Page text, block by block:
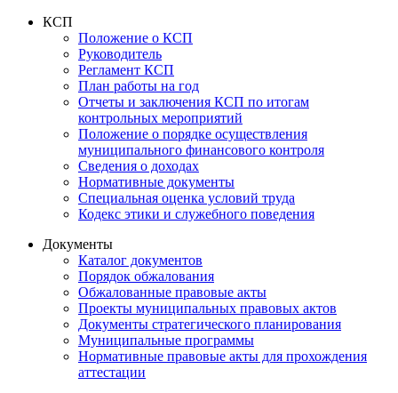
КСП
Положение о КСП
Руководитель
Регламент КСП
План работы на год
Отчеты и заключения КСП по итогам
контрольных мероприятий
Положение о порядке осуществления
муниципального финансового контроля
Сведения о доходах
Нормативные документы
Специальная оценка условий труда
Кодекс этики и служебного поведения
Документы
Каталог документов
Порядок обжалования
Обжалованные правовые акты
Проекты муниципальных правовых актов
Документы стратегического планирования
Муниципальные программы
Нормативные правовые акты для прохождения
аттестации